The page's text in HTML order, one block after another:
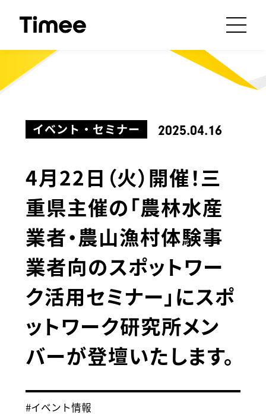
イベント・セミナー 2025.04.16
4月22日（火）開催！三
重県主催の「農林水産
業者・農山漁村体験事
業者向のスポットワー
ク活用セミナー」にスポ
ットワーク研究所メン
バーが登壇いたします。
#イベント情報